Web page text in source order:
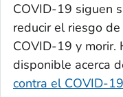
COVID-19 siguen
reducir el riesgo
COVID-19 y morir.
disponible acerca
contra el COVID-19